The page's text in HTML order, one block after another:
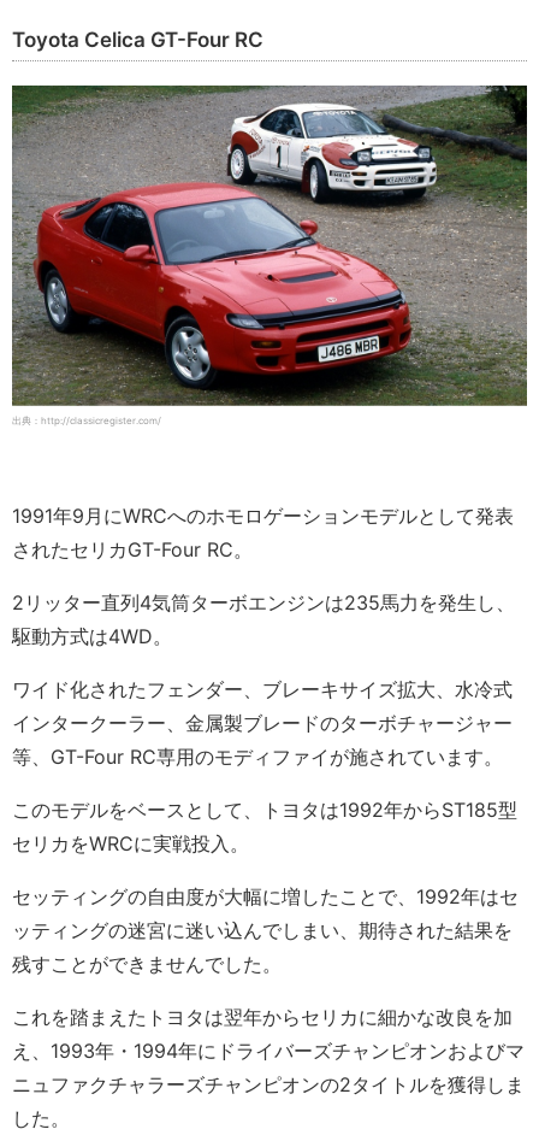
Toyota Celica GT-Four RC
出典：http://classicregister.com/
1991年9月にWRCへのホモロゲーションモデルとして発表
されたセリカGT-Four RC。
2リッター直列4気筒ターボエンジンは235馬力を発生し、
駆動方式は4WD。
ワイド化されたフェンダー、ブレーキサイズ拡大、水冷式
インタークーラー、金属製ブレードのターボチャージャー
等、GT-Four RC専用のモディファイが施されています。
このモデルをベースとして、トヨタは1992年からST185型
セリカをWRCに実戦投入。
セッティングの自由度が大幅に増したことで、1992年はセ
ッティングの迷宮に迷い込んでしまい、期待された結果を
残すことができませんでした。
これを踏まえたトヨタは翌年からセリカに細かな改良を加
え、1993年・1994年にドライバーズチャンピオンおよびマ
ニュファクチャラーズチャンピオンの2タイトルを獲得しま
した。